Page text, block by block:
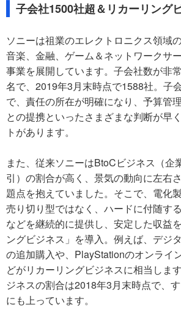
子会社1500社超＆リカーリング
ソニーは祖業のエレクトロニクス領域
音楽、金融、ゲーム＆ネットワークサ
事業を展開しています。子会社数が非
名で、2019年3月末時点で1588社。子
で、責任の所在が明確になり、予算管
との提携といったさまざまな判断が早
トがあります。
また、従来ソニーはBtoCビジネス（企
引）の割合が高く、景気の動向に左右
題点を抱えていました。そこで、電化
売り切り型ではなく、ハードに付随す
などを継続的に提供し、安定した収益
ングビジネス」を導入。例えば、デジ
の追加購入や、PlayStationのオンライ
どがリカーリングビジネスに相当しま
ジネスの割合は2018年3月末時点で、
にも上っています。